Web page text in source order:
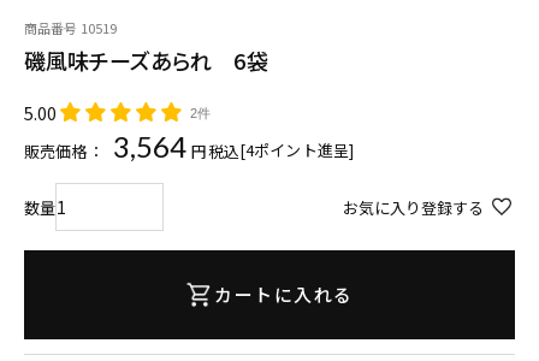
商品番号 10519
磯風味チーズあられ 6袋
5.00 2件
販売価格： 3,564 税込[4ポイント進呈]
お気に入り登録する
カートに入れる